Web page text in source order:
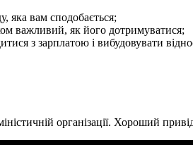
яка вам сподобається;
важливий, як його дотримуватися;
з зарплатою і вибудовувати
організації. Хороший